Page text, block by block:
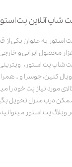
شاپ آنلاین پت
محصول ایرانی و
شاپ پت استور،
کنین، جوسرا و ..
مورد نیاز پت خود را
درب منزل تحویل
وبلاگ پت استور